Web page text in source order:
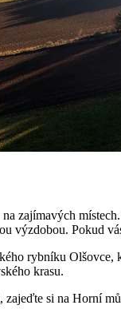
zajímavých
výzdobou. Pokud
rybníku
krasu.
zajeďte si na Horní